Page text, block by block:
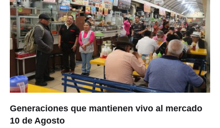
Generaciones que mantienen vivo al mercado
10 de Agosto